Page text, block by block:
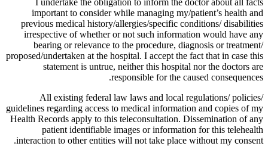
I undertake the obligation to inform the doctor about all facts
important to consider while managing my/patient’s health and
previous medical history/allergies/specific conditions/ disabilities
irrespective of whether or not such information would have any
bearing or relevance to the procedure, diagnosis or treatment/
proposed/undertaken at the hospital. I accept the fact that in case this
statement is untrue, neither this hospital nor the doctors are
responsible for the caused consequences.
All existing federal law laws and local regulations/ policies/
guidelines regarding access to medical information and copies of my
Health Records apply to this teleconsultation. Dissemination of any
patient identifiable images or information for this telehealth
interaction to other entities will not take place without my consent.